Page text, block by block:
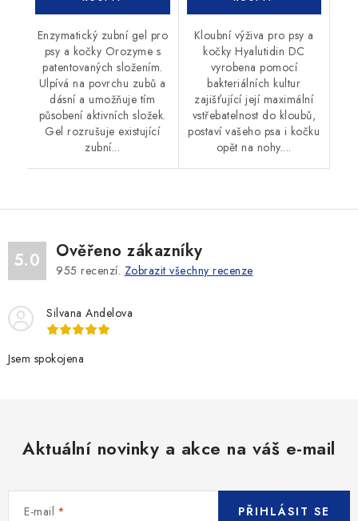
Enzymatický zubní gel pro
psy a kočky Orozyme s
patentovaných složením.
Ulpívá na povrchu zubů a
dásní a umožňuje tím
působení aktivních složek.
Gel rozrušuje existující
zubní...
Kloubní výživa pro psy a
kočky Hyalutidin DC
vyrobena pomocí
bakteriálních kultur
zajišťující její maximální
vstřebatelnost do kloubů,
postaví vašeho psa i kočku
opět na nohy....
5.0 Ověřeno zákazníky
955 recenzí. Zobrazit všechny recenze
Silvana Andelova
Jsem spokojena
Aktuální novinky a akce na váš e-mail
E-mail PŘIHLÁSIT SE